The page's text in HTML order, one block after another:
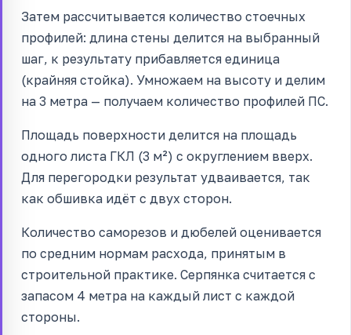
Затем рассчитывается количество стоечных
профилей: длина стены делится на выбранный
шаг, к результату прибавляется единица
(крайняя стойка). Умножаем на высоту и делим
на 3 метра — получаем количество профилей ПС.
Площадь поверхности делится на площадь
одного листа ГКЛ (3 м²) с округлением вверх.
Для перегородки результат удваивается, так
как обшивка идёт с двух сторон.
Количество саморезов и дюбелей оценивается
по средним нормам расхода, принятым в
строительной практике. Серпянка считается с
запасом 4 метра на каждый лист с каждой
стороны.